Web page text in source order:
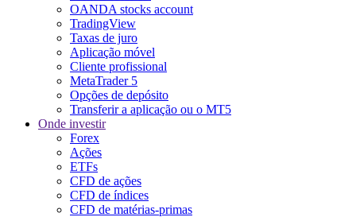
OANDA stocks account
TradingView
Taxas de juro
Aplicação móvel
Cliente profissional
MetaTrader 5
Opções de depósito
Transferir a aplicação ou o MT5
Onde investir
Forex
Ações
ETFs
CFD de ações
CFD de índices
CFD de matérias-primas